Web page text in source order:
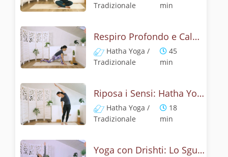
Tradizionale
min
Respiro Profondo e Calma Interiore: Hatha Yoga Anti-Ansia
Hatha Yoga /
Tradizionale
45
min
Riposa i Sensi: Hatha Yoga per Chiarezza Mentale
Hatha Yoga /
Tradizionale
18
min
Yoga con Drishti: Lo Sguardo che Calma lo Stress